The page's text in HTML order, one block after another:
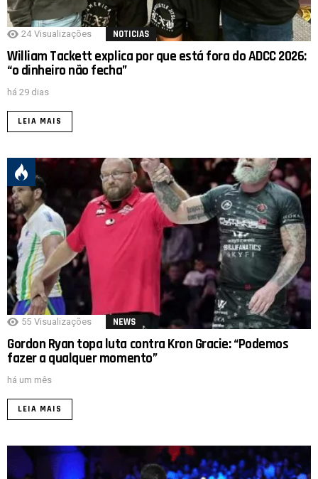
24 Visualizações NOTICIAS
William Tackett explica por que está fora do ADCC 2026:
“o dinheiro não fecha”
há 29 dias
LEIA MAIS
55 Visualizações NEWS
Gordon Ryan topa luta contra Kron Gracie: “Podemos
fazer a qualquer momento”
há um mês
LEIA MAIS